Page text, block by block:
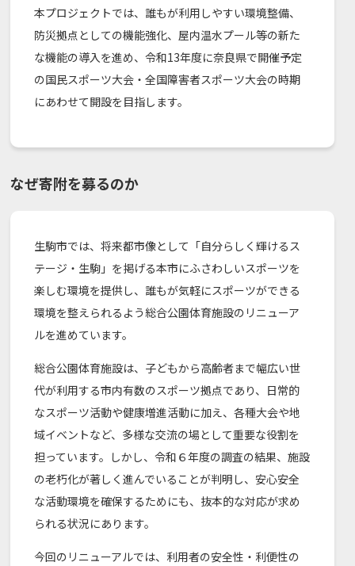
本プロジェクトでは、誰もが利用しやすい環境整備、
防災拠点としての機能強化、屋内温水プール等の新た
な機能の導入を進め、令和13年度に奈良県で開催予定
の国民スポーツ大会・全国障害者スポーツ大会の時期
にあわせて開設を目指します。
なぜ寄附を募るのか
生駒市では、将来都市像として「自分らしく輝けるス
テージ・生駒」を掲げる本市にふさわしいスポーツを
楽しむ環境を提供し、誰もが気軽にスポーツができる
環境を整えられるよう総合公園体育施設のリニューア
ルを進めています。
総合公園体育施設は、子どもから高齢者まで幅広い世
代が利用する市内有数のスポーツ拠点であり、日常的
なスポーツ活動や健康増進活動に加え、各種大会や地
域イベントなど、多様な交流の場として重要な役割を
担っています。しかし、令和６年度の調査の結果、施設
の老朽化が著しく進んでいることが判明し、安心安全
な活動環境を確保するためにも、抜本的な対応が求め
られる状況にあります。
今回のリニューアルでは、利用者の安全性・利便性の